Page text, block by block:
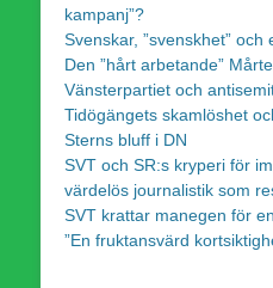
kampanj”?
Svenskar, ”svenskhet” och
Den ”hårt arbetande”
Vänsterpartiet och
Tidögängets skamlöshet
Sterns bluff i DN
SVT och SR:s kryperi för
värdelös journalistik som
SVT krattar manegen för
”En fruktansvärd